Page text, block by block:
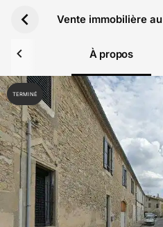
Vente immobilière
À propos
TERMINÉ